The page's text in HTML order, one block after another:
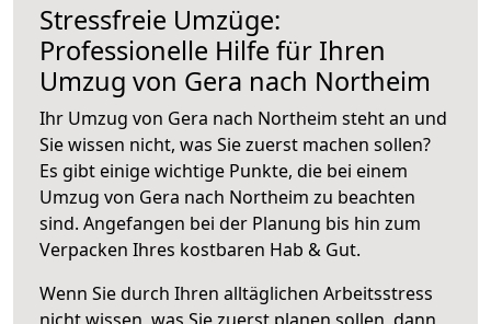
Stressfreie Umzüge:
Professionelle Hilfe für Ihren
Umzug von Gera nach Northeim
Ihr Umzug von Gera nach Northeim steht an und
Sie wissen nicht, was Sie zuerst machen sollen?
Es gibt einige wichtige Punkte, die bei einem
Umzug von Gera nach Northeim zu beachten
sind. Angefangen bei der Planung bis hin zum
Verpacken Ihres kostbaren Hab & Gut.
Wenn Sie durch Ihren alltäglichen Arbeitsstress